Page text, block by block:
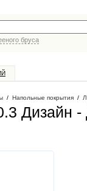
бруса
/ Напольные покрытия /